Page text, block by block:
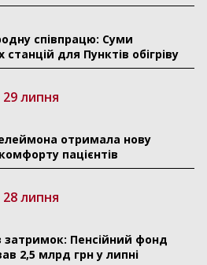
співпрацю: Суми
для Пунктів обігріву
29 липня
отримала нову
пацієнтів
28 липня
затримок: Пенсійний фонд
2,5 млрд грн у липні